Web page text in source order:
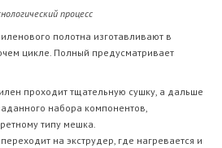
процесс
полотна изготавливают в
цикле. Полный предусматривает
проходит тщательную сушку, а дальше
набора компонентов,
типу мешка.
на экструдер, где нагревается и